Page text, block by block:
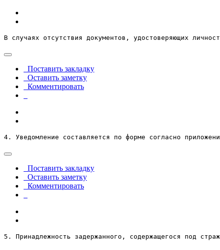
В случаях отсутствия документов, удостоверяющих
Поставить закладку
Оставить заметку
Комментировать
4. Уведомление составляется по форме согласно
Поставить закладку
Оставить заметку
Комментировать
5. Принадлежность задержанного, содержащегося под